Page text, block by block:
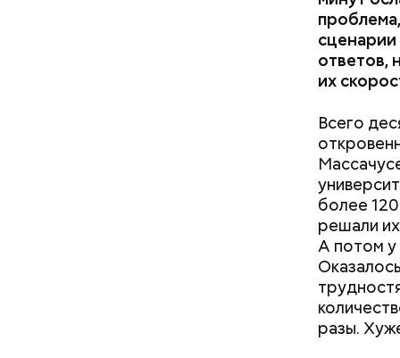
сценарии
ответов,
их
Всего
более
решали
А потом у
разы.
—
Дальше
бросить
черри
людям
детям.